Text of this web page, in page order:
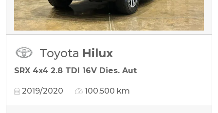
Toyota Hilux
SRX 4x4 2.8 TDI 16V Dies. Aut
2019/2020 100.500 km